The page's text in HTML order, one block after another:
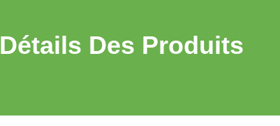
Détails Des Produits